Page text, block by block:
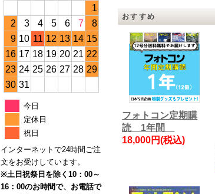
1
2
3 4 5 6 7
8
9 10 11 12 13 14 15
16 17 18 19 20 21 22
23 24 25 26 27 28 29
30 31
今日
定休日
祝日
インターネットで24時間ご注
文をお受けしています。
※土日祝祭日を除く10：00～
16：00のお時間で、お電話で
おすすめ
フォトコン定期購
読 1年間
18,000円(税込)